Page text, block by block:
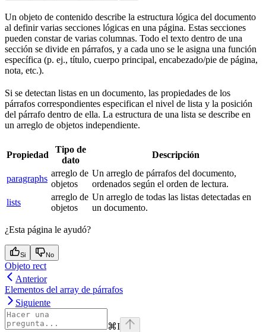
Un objeto de contenido describe la estructura lógica del documento
al definir varias secciones lógicas en una página. Estas secciones
pueden constar de varias columnas. Todo el texto dentro de una
sección se divide en párrafos, y a cada uno se le asigna una función
específica (p. ej., título, cuerpo principal, encabezado/pie de página,
nota, etc.).
Si se detectan listas en un documento, las propiedades de los
párrafos correspondientes especifican el nivel de lista y la posición
del párrafo dentro de ella. La estructura de una lista se describe en
un arreglo de objetos independiente.
Propiedad
Tipo de
dato
Descripción
paragraphs
arreglo de
objetos
Un arreglo de párrafos del documento,
ordenados según el orden de lectura.
lists
arreglo de
objetos
Un arreglo de todas las listas detectadas en
un documento.
¿Esta página le ayudó?
Si No
Objeto rect
Anterior
Elementos del array de párrafos
Siguiente
⌘I